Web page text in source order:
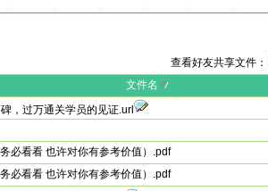
查看好友共享文件：
文件名
，过万通关学员的见证.url
必看看 也许对你有参考价值）.pdf
必看看 也许对你有参考价值）.pdf